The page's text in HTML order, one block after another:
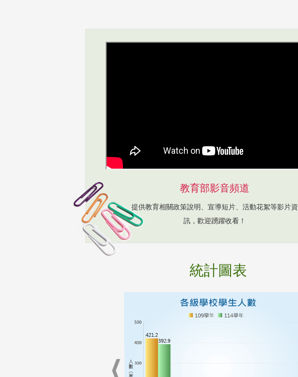
教育部影音頻道
提供教育相關政策說明、宣導短片、活動花絮等影片資
訊，歡迎踴躍收看！
統計圖表